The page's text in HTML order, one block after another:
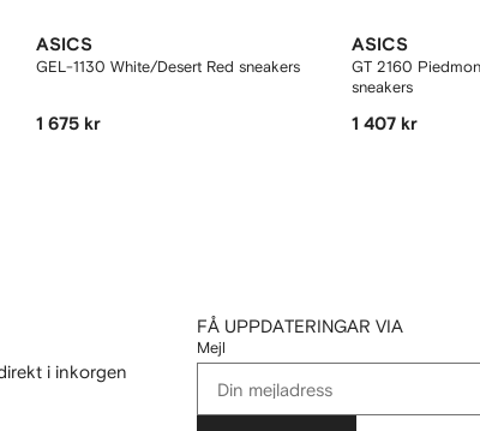
ASICS
GEL-1130 White/Desert Red sneakers
1 675 kr
ASICS
GT 2160
sneakers
1 407 kr
i inkorgen
FÅ UPPDATERINGAR VIA
Mejl